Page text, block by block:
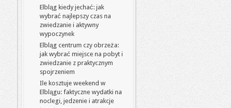
Elbląg kiedy jechać: jak
wybrać najlepszy czas na
zwiedzanie i aktywny
wypoczynek
Elbląg centrum czy obrzeża:
jak wybrać miejsce na pobyt i
zwiedzanie z praktycznym
spojrzeniem
Ile kosztuje weekend w
Elblągu: faktyczne wydatki na
noclegi, jedzenie i atrakcje